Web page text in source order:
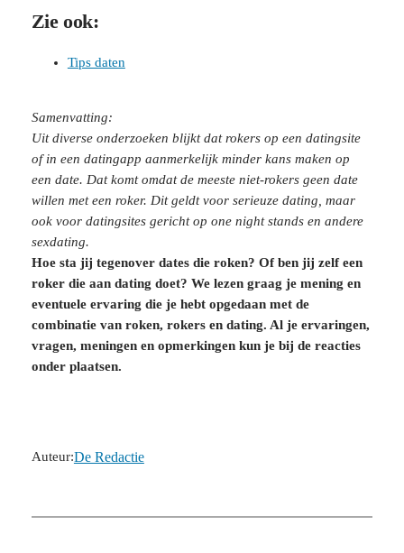
Zie ook:
Tips daten
Samenvatting:
Uit diverse onderzoeken blijkt dat rokers op een datingsite
of in een datingapp aanmerkelijk minder kans maken op
een date. Dat komt omdat de meeste niet-rokers geen date
willen met een roker. Dit geldt voor serieuze dating, maar
ook voor datingsites gericht op one night stands en andere
sexdating.
Hoe sta jij tegenover dates die roken? Of ben jij zelf een
roker die aan dating doet? We lezen graag je mening en
eventuele ervaring die je hebt opgedaan met de
combinatie van roken, rokers en dating. Al je ervaringen,
vragen, meningen en opmerkingen kun je bij de reacties
onder plaatsen.
Auteur:De Redactie